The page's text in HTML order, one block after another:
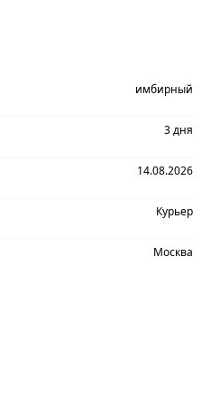
имбирный
3 дня
14.08.2026
Курьер
Москва